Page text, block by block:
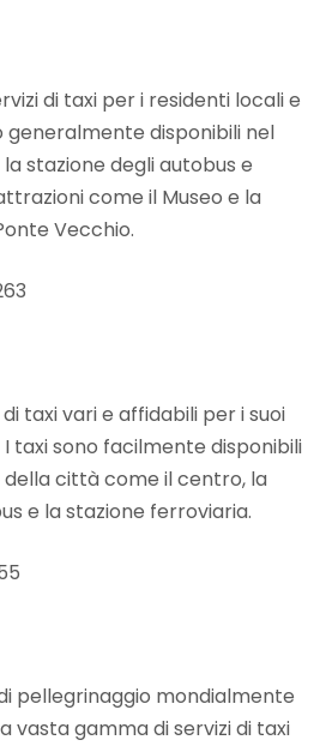
di taxi per i residenti locali e
generalmente disponibili nel
stazione degli autobus e
come il Museo e la
Vecchio.
taxi vari e affidabili per i suoi
taxi sono facilmente disponibili
città come il centro, la
e la stazione ferroviaria.
pellegrinaggio mondialmente
vasta gamma di servizi di taxi